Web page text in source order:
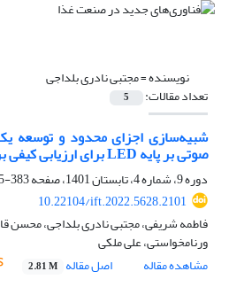
نویسنده =مجتبی نادری بلداجی
تعداد مقالات: 5
شبیه‌سازی اجزای محدود و توسعه
صوتی بر پایه LED برای ارزیابی کیفی برخی مایعات غذایی
دوره 9، شماره 4، تابستان 1401، صفحه
383-405
10.22104/ift.2022.5628.2101
فاطمه شریفی، مجتبی نادری بلداجی،
ورنامخواستی، علی ملکی
مشاهده مقاله
اصل مقاله 2.81 M